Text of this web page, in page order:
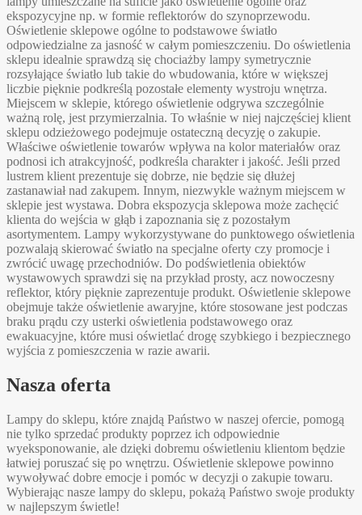
ekspozycyjne np. w formie reflektorów do szynoprzewodu.
Oświetlenie sklepowe ogólne to podstawowe światło
odpowiedzialne za jasność w całym pomieszczeniu. Do oświetlenia
sklepu idealnie sprawdzą się chociażby lampy symetrycznie
rozsyłające światło lub takie do wbudowania, które w większej
liczbie pięknie podkreślą pozostałe elementy wystroju wnętrza.
Miejscem w sklepie, którego oświetlenie odgrywa szczególnie
ważną rolę, jest przymierzalnia. To właśnie w niej najczęściej klient
sklepu odzieżowego podejmuje ostateczną decyzję o zakupie.
Właściwe oświetlenie towarów wpływa na kolor materiałów oraz
podnosi ich atrakcyjność, podkreśla charakter i jakość. Jeśli przed
lustrem klient prezentuje się dobrze, nie będzie się dłużej
zastanawiał nad zakupem. Innym, niezwykle ważnym miejscem w
sklepie jest wystawa. Dobra ekspozycja sklepowa może zachęcić
klienta do wejścia w głąb i zapoznania się z pozostałym
asortymentem. Lampy wykorzystywane do punktowego oświetlenia
pozwalają skierować światło na specjalne oferty czy promocje i
zwrócić uwagę przechodniów. Do podświetlenia obiektów
wystawowych sprawdzi się na przykład prosty, acz nowoczesny
reflektor, który pięknie zaprezentuje produkt. Oświetlenie sklepowe
obejmuje także oświetlenie awaryjne, które stosowane jest podczas
braku prądu czy usterki oświetlenia podstawowego oraz
ewakuacyjne, które musi oświetlać drogę szybkiego i bezpiecznego
wyjścia z pomieszczenia w razie awarii.
Nasza oferta
Lampy do sklepu, które znajdą Państwo w naszej ofercie, pomogą
nie tylko sprzedać produkty poprzez ich odpowiednie
wyeksponowanie, ale dzięki dobremu oświetleniu klientom będzie
łatwiej poruszać się po wnętrzu. Oświetlenie sklepowe powinno
wywoływać dobre emocje i pomóc w decyzji o zakupie towaru.
Wybierając nasze lampy do sklepu, pokażą Państwo swoje produkty
w najlepszym świetle!